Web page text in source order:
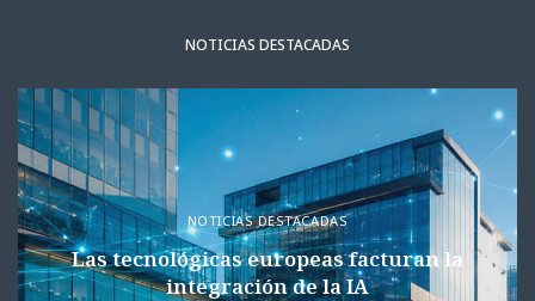
NOTICIAS DESTACADAS
NOTICIAS DESTACADAS
Las tecnológicas europeas facturan la
integración de la IA